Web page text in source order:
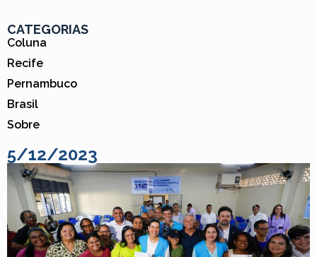
CATEGORIAS
Coluna
Recife
Pernambuco
Brasil
Sobre
5/12/2023